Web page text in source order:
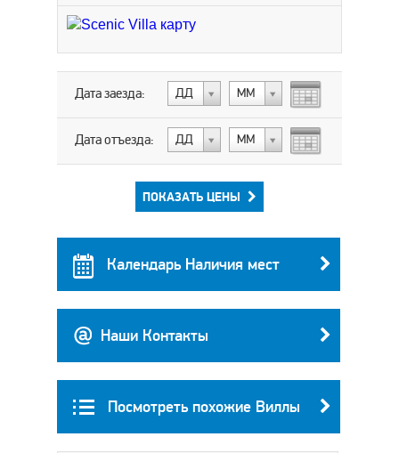
Дата заезда: ДД МM
Дата отъезда: ДД МM
ПОКАЗАТЬ ЦЕНЫ
Календарь Наличия мест
Наши Контакты
Посмотреть похожие Виллы